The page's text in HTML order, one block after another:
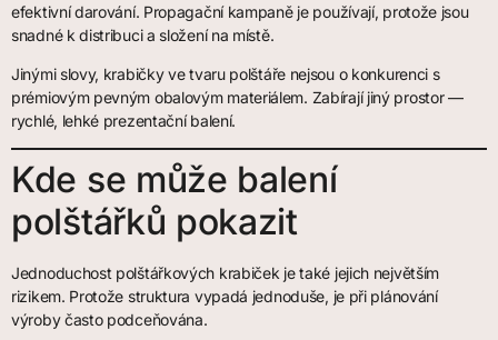
efektivní darování. Propagační kampaně je používají, protože jsou
snadné k distribuci a složení na místě.
Jinými slovy, krabičky ve tvaru polštáře nejsou o konkurenci s
prémiovým pevným obalovým materiálem. Zabírají jiný prostor —
rychlé, lehké prezentační balení.
Kde se může balení
polštářků pokazit
Jednoduchost polštářkových krabiček je také jejich největším
rizikem. Protože struktura vypadá jednoduše, je při plánování
výroby často podceňována.